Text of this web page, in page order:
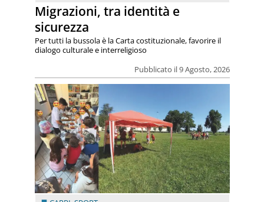
Migrazioni, tra identità e
sicurezza
Pubblicato il 9 Agosto, 2026
Per tutti la bussola è la Carta costituzionale, favorire il
dialogo culturale e interreligioso